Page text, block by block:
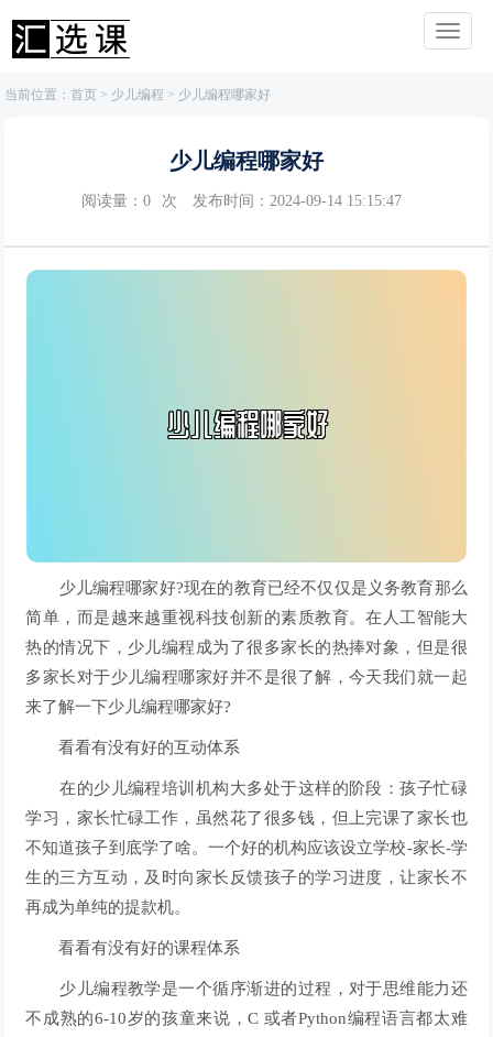
当前位置：首页 > 少儿编程 > 少儿编程哪家好
少儿编程哪家好
阅读量： 0 次 发布时间：2024-09-14 15:15:47
少儿编程哪家好?现在的教育已经不仅仅是义务教育那么
简单，而是越来越重视科技创新的素质教育。在人工智能大
热的情况下，少儿编程成为了很多家长的热捧对象，但是很
多家长对于少儿编程哪家好并不是很了解，今天我们就一起
来了解一下少儿编程哪家好?
看看有没有好的互动体系
在的少儿编程培训机构大多处于这样的阶段：孩子忙碌
学习，家长忙碌工作，虽然花了很多钱，但上完课了家长也
不知道孩子到底学了啥。一个好的机构应该设立学校-家长-学
生的三方互动，及时向家长反馈孩子的学习进度，让家长不
再成为单纯的提款机。
看看有没有好的课程体系
少儿编程教学是一个循序渐进的过程，对于思维能力还
不成熟的6-10岁的孩童来说，C 或者Python编程语言都太难